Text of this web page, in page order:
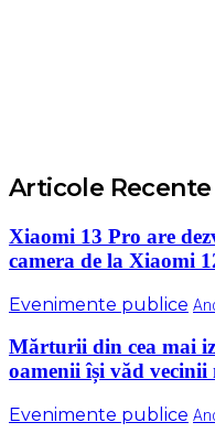
Articole Recente
Xiaomi 13 Pro are
camera de la Xiaomi
Evenimente publice
Mărturii din cea mai
oamenii își văd
Evenimente publice